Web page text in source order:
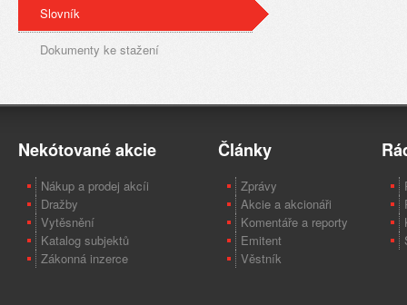
Slovník
Dokumenty ke stažení
Nekótované akcie
Nákup a prodej akcíi
Dražby
Vytěsnění
Katalog subjektů
Zákonná inzerce
Články
Zprávy
Akcie a akcionáři
Komentáře a reporty
Emitent
Věstník